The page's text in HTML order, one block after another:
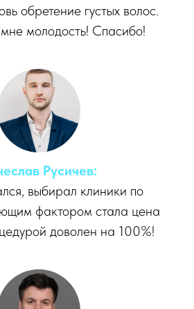
обретение густых волос.
молодость! Спасибо!
Русичев:
выбирал клиники по
фактором стала цена
доволен на 100%!